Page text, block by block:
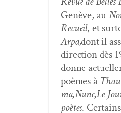
Genève, au
Recueil, et
Arpa,dont il
direc­tion dès
donne
poèmes à
ma,Nunc,Le
poètes.